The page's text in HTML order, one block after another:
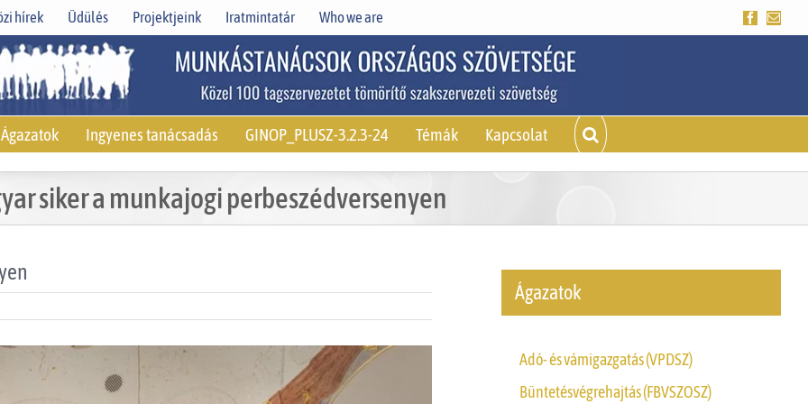
hírek Üdülés Projektjeink Iratmintatár Who we are Facebook
Ágazatok Ingyenes tanácsadás GINOP_PLUSZ-3.2.3-24 Témák Kapcsolat
siker a munkajogi perbeszédversenyen
Ágazatok
Adó- és vámigazgatás (VPDSZ)
Büntetésvégrehajtás (FBVSZOSZ)